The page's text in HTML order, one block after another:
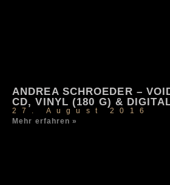
ANDREA SCHROEDER –
CD, VINYL (180 G) &
27. August 2016
Mehr erfahren »